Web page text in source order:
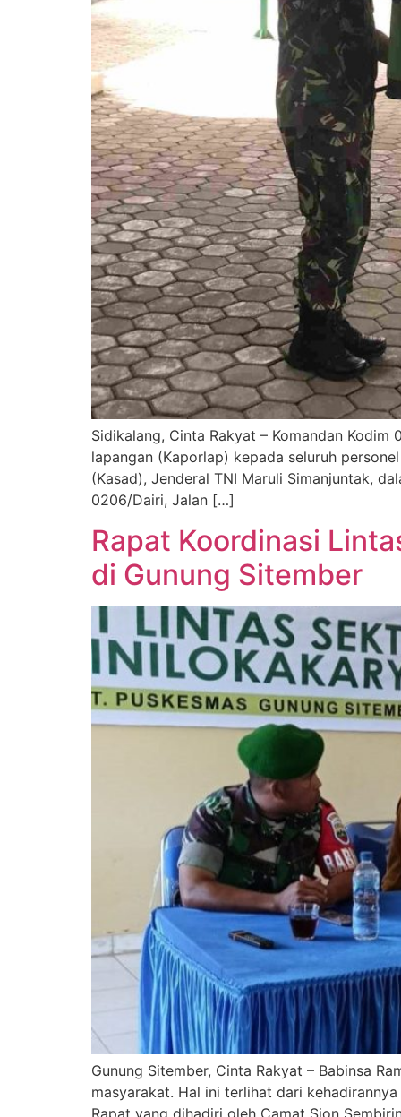
Sidikalang, Cinta Rakyat – Komandan
lapangan (Kaporlap) kepada seluruh
(Kasad), Jenderal TNI Maruli Simanjuntak,
0206/Dairi, Jalan […]
Rapat Koordinasi
di Gunung Sitember
Gunung Sitember, Cinta Rakyat – Babinsa
masyarakat. Hal ini terlihat dari
Rapat yang dihadiri oleh Camat Sion